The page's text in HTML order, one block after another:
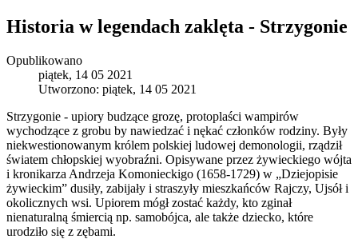
Historia w legendach zaklęta - Strzygonie
Opublikowano
piątek, 14 05 2021
Utworzono: piątek, 14 05 2021
Strzygonie - upiory budzące grozę, protoplaści wampirów
wychodzące z grobu by nawiedzać i nękać członków rodziny. Były
niekwestionowanym królem polskiej ludowej demonologii, rządził
światem chłopskiej wyobraźni. Opisywane przez żywieckiego wójta
i kronikarza Andrzeja Komonieckigo (1658-1729) w „Dziejopisie
żywieckim” dusiły, zabijały i straszyły mieszkańców Rajczy, Ujsół i
okolicznych wsi. Upiorem mógł zostać każdy, kto zginał
nienaturalną śmiercią np. samobójca, ale także dziecko, które
urodziło się z zębami.